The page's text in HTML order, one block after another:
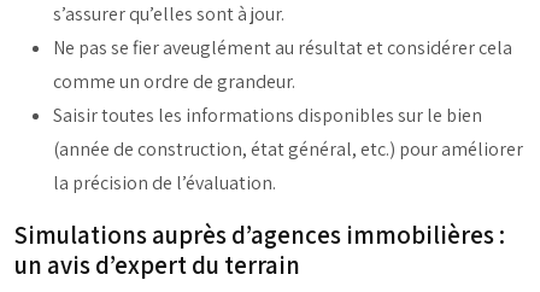
s’assurer qu’elles sont à jour.
Ne pas se fier aveuglément au résultat et considérer cela
comme un ordre de grandeur.
Saisir toutes les informations disponibles sur le bien
(année de construction, état général, etc.) pour améliorer
la précision de l’évaluation.
Simulations auprès d’agences immobilières :
un avis d’expert du terrain